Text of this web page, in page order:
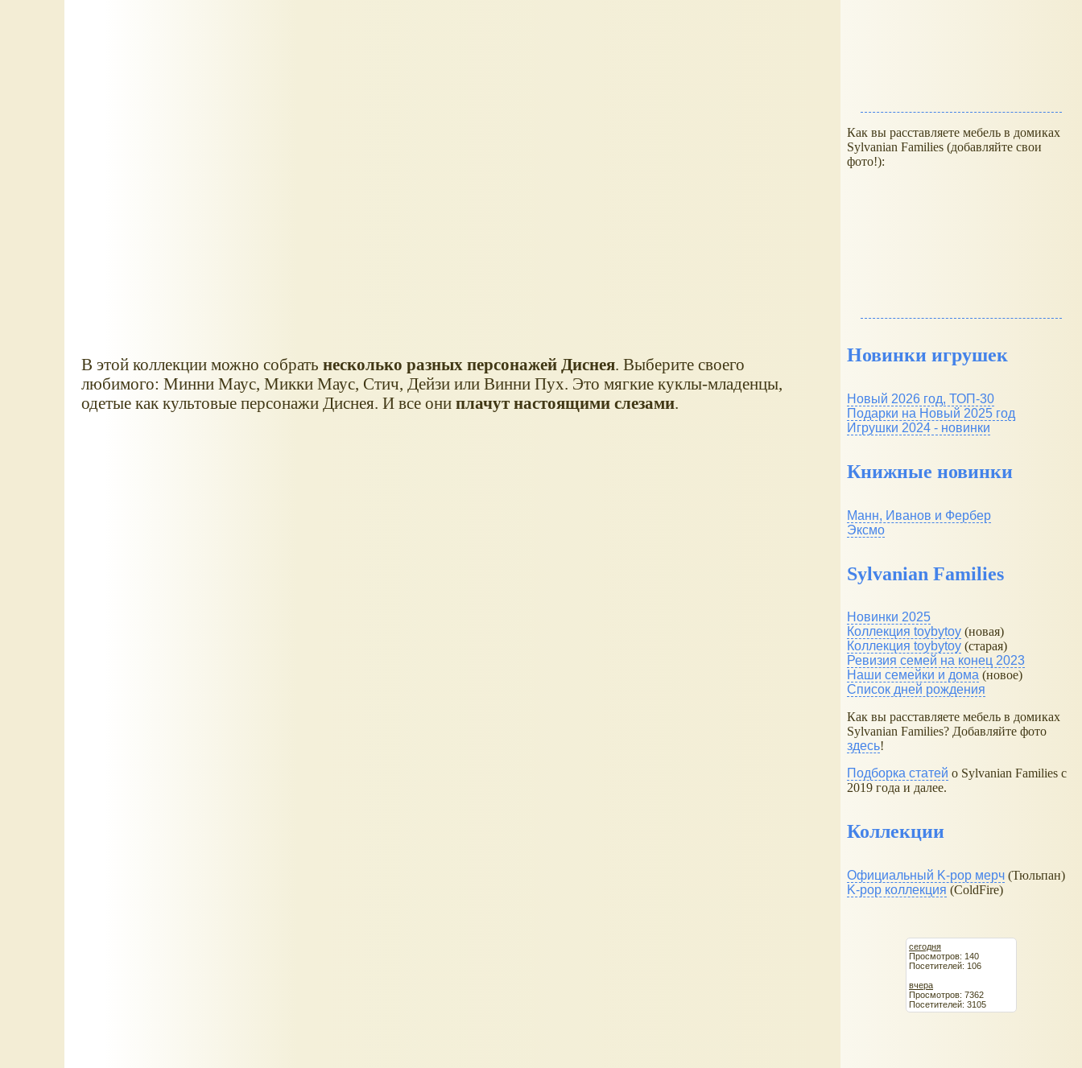
В этой коллекции можно собрать несколько разных персонажей Диснея. Выберите своего
любимого: Минни Маус, Микки Маус, Стич, Дейзи или Винни Пух. Это мягкие куклы-младенцы,
одетые как культовые персонажи Диснея. И все они плачут настоящими слезами.
Как вы расставляете мебель в домиках
Sylvanian Families (добавляйте свои
фото!):
Новинки игрушек
Новый 2026 год, ТОП-30
Подарки на Новый 2025 год
Игрушки 2024 - новинки
Книжные новинки
Манн, Иванов и Фербер
Эксмо
Sylvanian Families
Новинки 2025
Коллекция toybytoy (новая)
Коллекция toybytoy (старая)
Ревизия семей на конец 2023
Наши семейки и дома (новое)
Список дней рождения
Как вы расставляете мебель в домиках
Sylvanian Families? Добавляйте фото
здесь!
Подборка статей о Sylvanian Families с
2019 года и далее.
Коллекции
Официальный K-pop мерч (Тюльпан)
K-pop коллекция (ColdFire)
сегодня
Просмотров: 140
Посетителей: 106
вчера
Просмотров: 7362
Посетителей: 3105